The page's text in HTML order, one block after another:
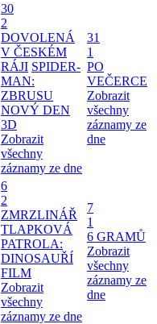
30
2
DOVOLENÁ
V ČESKÉM
RÁJI SPIDER-
MAN:
ZBRUSU
NOVÝ DEN
3D
Zobrazit
všechny
záznamy ze dne
31
1
PO
VEČERCE
Zobrazit
všechny
záznamy ze
dne
6
2
ZMRZLINÁŘ
TLAPKOVÁ
PATROLA:
DINOSAUŘÍ
FILM
Zobrazit
všechny
záznamy ze dne
7
1
6 GRAMŮ
Zobrazit
všechny
záznamy ze
dne